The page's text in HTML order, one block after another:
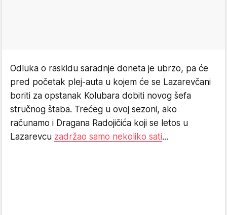
Odluka o raskidu saradnje doneta je ubrzo, pa će
pred početak plej-auta u kojem će se Lazarevčani
boriti za opstanak Kolubara dobiti novog šefa
stručnog štaba. Trećeg u ovoj sezoni, ako
računamo i Dragana Radojičića koji se letos u
Lazarevcu zadržao samo nekoliko sati...